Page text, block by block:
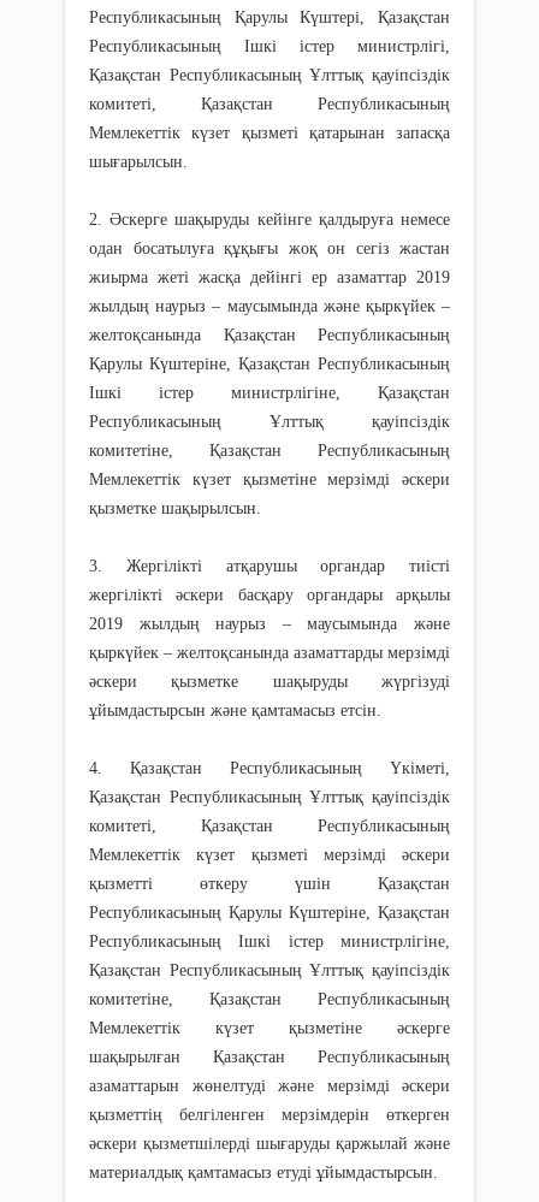
Республикасының Қарулы Күштері, Қазақстан
Республикасының Ішкі істер министрлігі,
Қазақстан Республикасының Ұлттық қауіпсіздік
комитеті, Қазақстан Республикасының
Мемлекеттік күзет қызметі қатарынан запасқа
шығарылсын.
2. Әскерге шақыруды кейінге қалдыруға немесе
одан босатылуға құқығы жоқ он сегіз жастан
жиырма жеті жасқа дейінгі ер азаматтар 2019
жылдың наурыз – маусымында және қыркүйек –
желтоқсанында Қазақстан Республикасының
Қарулы Күштеріне, Қазақстан Республикасының
Ішкі істер министрлігіне, Қазақстан
Республикасының Ұлттық қауіпсіздік
комитетіне, Қазақстан Республикасының
Мемлекеттік күзет қызметіне мерзімді әскери
қызметке шақырылсын.
3. Жергілікті атқарушы органдар тиісті
жергілікті әскери басқару органдары арқылы
2019 жылдың наурыз – маусымында және
қыркүйек – желтоқсанында азаматтарды мерзімді
әскери қызметке шақыруды жүргізуді
ұйымдастырсын және қамтамасыз етсін.
4. Қазақстан Республикасының Үкіметі,
Қазақстан Республикасының Ұлттық қауіпсіздік
комитеті, Қазақстан Республикасының
Мемлекеттік күзет қызметі мерзімді әскери
қызметті өткеру үшін Қазақстан
Республикасының Қарулы Күштеріне, Қазақстан
Республикасының Ішкі істер министрлігіне,
Қазақстан Республикасының Ұлттық қауіпсіздік
комитетіне, Қазақстан Республикасының
Мемлекеттік күзет қызметіне әскерге
шақырылған Қазақстан Республикасының
азаматтарын жөнелтуді және мерзімді әскери
қызметтің белгіленген мерзімдерін өткерген
әскери қызметшілерді шығаруды қаржылай және
материалдық қамтамасыз етуді ұйымдастырсын.